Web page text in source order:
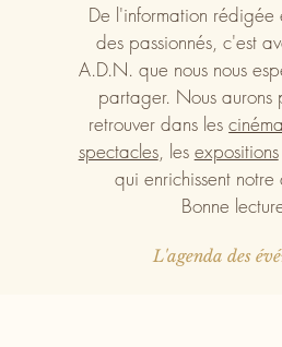
De l'information
des passionnés, c'est
A.D.N. que nous nous
partager. Nous aurons
retrouver dans les
spectacles, les expositions
qui enrichissent
Bonne
L'agenda des